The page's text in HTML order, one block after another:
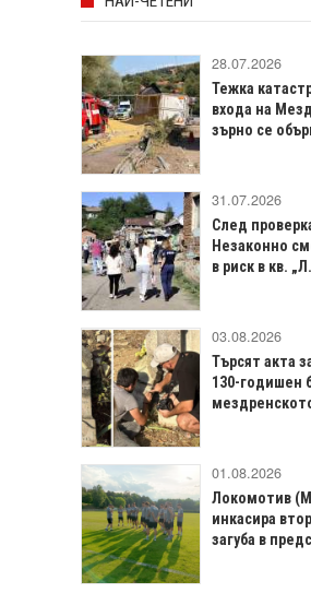
28.07.2026
Тежка
входа на
зърно се
31.07.2026
След
Незаконно
в риск в кв.
03.08.2026
Търсят акта
130-годишен
01.08.2026
Локомотив
инкасира
загуба в